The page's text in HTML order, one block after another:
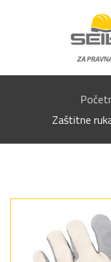
Zaštitne